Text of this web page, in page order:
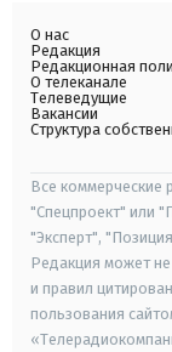
О нас
Редакция
Редакционная
О телеканале
Телеведущие
Вакансии
Структура
Все коммерческие
"Спецпроект" или
"Эксперт",
Редакция может
и правил
пользования